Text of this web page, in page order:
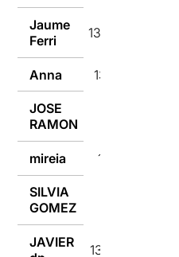
Jaume
Ferri
13/01/2017
Anna 13/01/2017
JOSE
RAMON
mireia 13/01/2017
SILVIA
GOMEZ
JAVIER
13/01/2017